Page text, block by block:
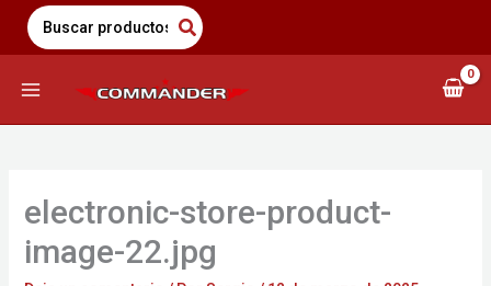
Saltar
contenido
Search
for:
electronic-store-product-
image-22.jpg